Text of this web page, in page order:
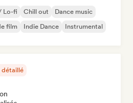
Lo-fi Chill out
Dance music
film Indie Dance Instrumental
détaillé